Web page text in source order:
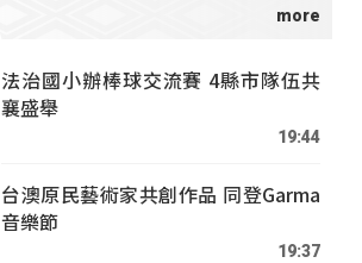
法治國小辦棒球交流賽 4縣市隊伍共
襄盛舉
19:44
台澳原民藝術家共創作品 同登Garma
音樂節
19:37